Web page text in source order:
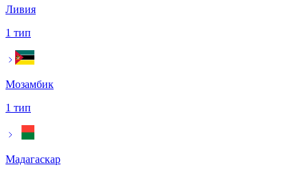
Ливия
1 тип
Мозамбик
1 тип
Мадагаскар